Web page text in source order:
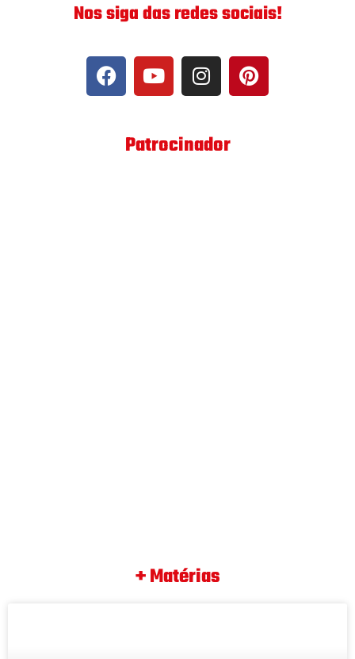
Nos siga das redes sociais!
Patrocinador
+ Matérias